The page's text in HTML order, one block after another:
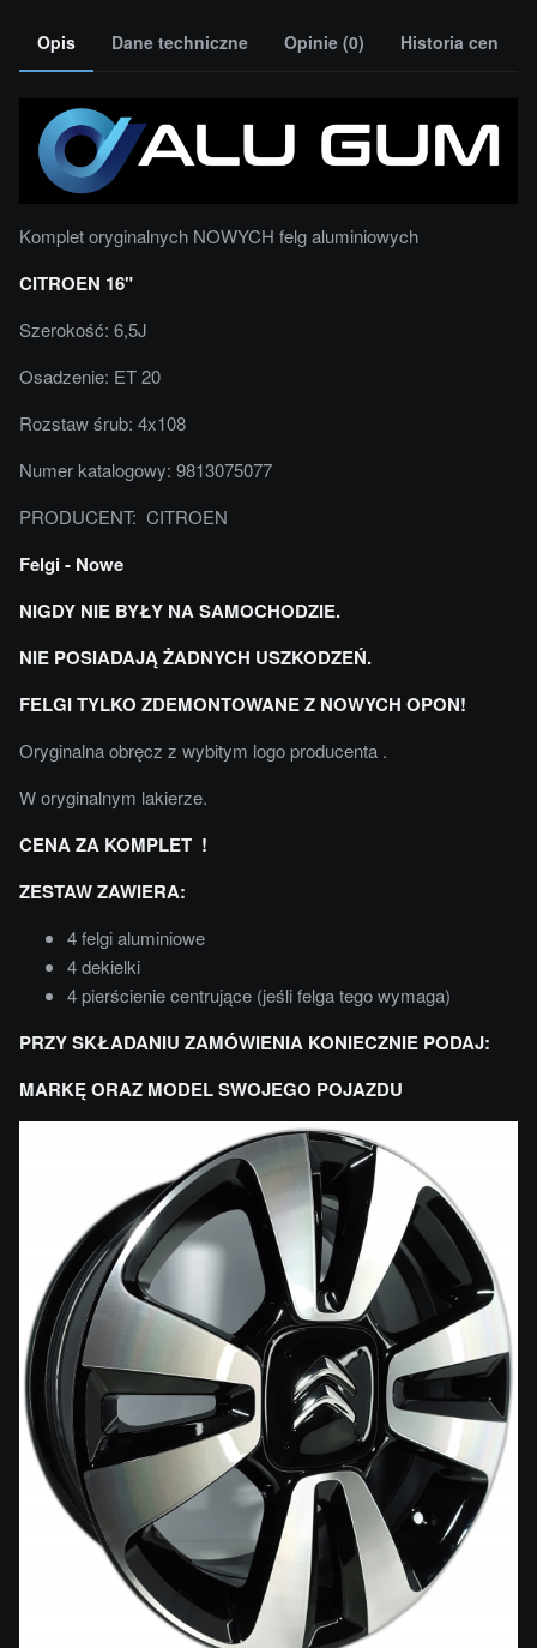
Opis Dane techniczne Opinie (0) Historia cen
Komplet oryginalnych NOWYCH felg aluminiowych
CITROEN 16"
Szerokość: 6,5J
Osadzenie: ET 20
Rozstaw śrub: 4x108
Numer katalogowy: 9813075077
PRODUCENT: CITROEN
Felgi - Nowe
NIGDY NIE BYŁY NA SAMOCHODZIE.
NIE POSIADAJĄ ŻADNYCH USZKODZEŃ.
FELGI TYLKO ZDEMONTOWANE Z NOWYCH OPON!
Oryginalna obręcz z wybitym logo producenta .
W oryginalnym lakierze.
CENA ZA KOMPLET !
ZESTAW ZAWIERA:
4 felgi aluminiowe
4 dekielki
4 pierścienie centrujące (jeśli felga tego wymaga)
PRZY SKŁADANIU ZAMÓWIENIA KONIECZNIE PODAJ:
MARKĘ ORAZ MODEL SWOJEGO POJAZDU